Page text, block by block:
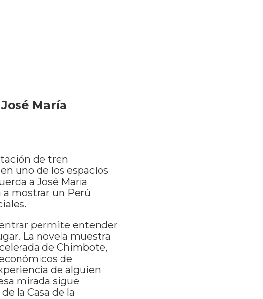
María
de tren
uno de los espacios
a José María
a mostrar un Perú
entrar permite entender
La novela muestra
de Chimbote,
de
de alguien
mirada sigue
la Casa de la